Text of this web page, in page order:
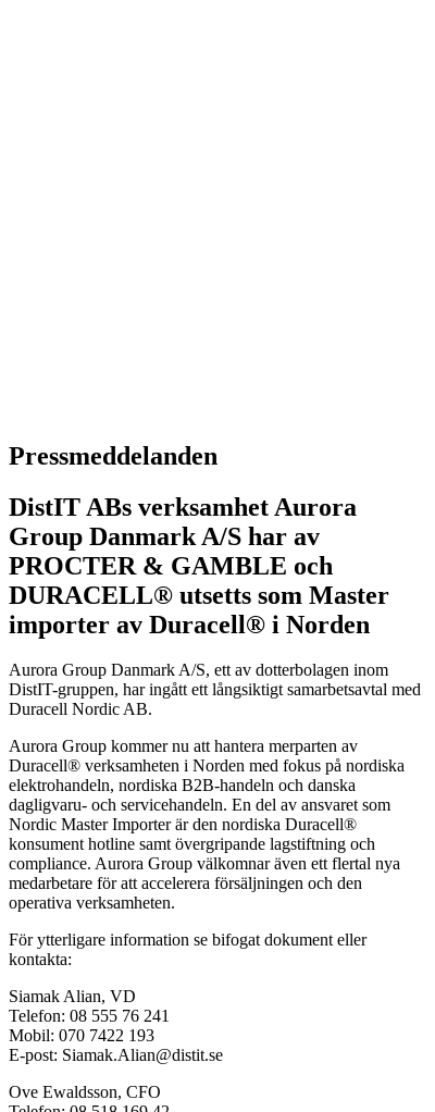
Pressmeddelanden
DistIT ABs verksamhet Aurora
Group Danmark A/S har av
PROCTER & GAMBLE och
DURACELL® utsetts som Master
importer av Duracell® i Norden
Aurora Group Danmark A/S, ett av dotterbolagen inom
DistIT-gruppen, har ingått ett långsiktigt samarbetsavtal med
Duracell Nordic AB.
Aurora Group kommer nu att hantera merparten av
Duracell® verksamheten i Norden med fokus på nordiska
elektrohandeln, nordiska B2B-handeln och danska
dagligvaru- och servicehandeln. En del av ansvaret som
Nordic Master Importer är den nordiska Duracell®
konsument hotline samt övergripande lagstiftning och
compliance. Aurora Group välkomnar även ett flertal nya
medarbetare för att accelerera försäljningen och den
operativa verksamheten.
För ytterligare information se bifogat dokument eller
kontakta:
Siamak Alian, VD
Telefon: 08 555 76 241
Mobil: 070 7422 193
E-post: Siamak.Alian@distit.se
Ove Ewaldsson, CFO